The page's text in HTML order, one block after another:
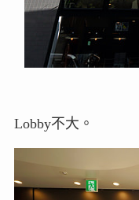
Lobby不大。